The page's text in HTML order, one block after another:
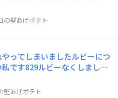
頂きました。ありがとう🙏
の堅あげポテト
ってしまいましたルビーにつ
です829ルビーなくしました
どんどん応募していきます‼️
堅あげポテト